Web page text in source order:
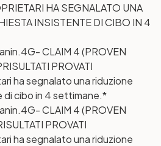
HA SEGNALATO UNA
INSISTENTE DI CIBO IN 4
4G- CLAIM 4 (PROVEN
RISULTATI PROVATI
ha segnalato una riduzione
di cibo in 4 settimane.*
4G- CLAIM 4 (PROVEN
PROVATI
ha segnalato una riduzione